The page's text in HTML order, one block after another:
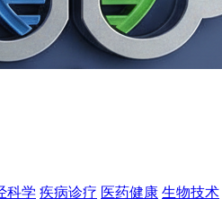
科学 疾病诊疗 医药健康 生物技术